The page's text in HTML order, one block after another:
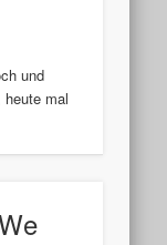
und
mal